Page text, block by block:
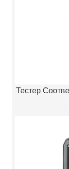
Тестер